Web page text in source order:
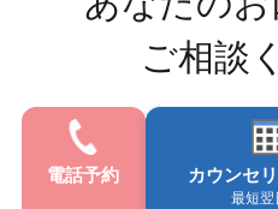
ご相談
電話予約 カウンセ
最短翌